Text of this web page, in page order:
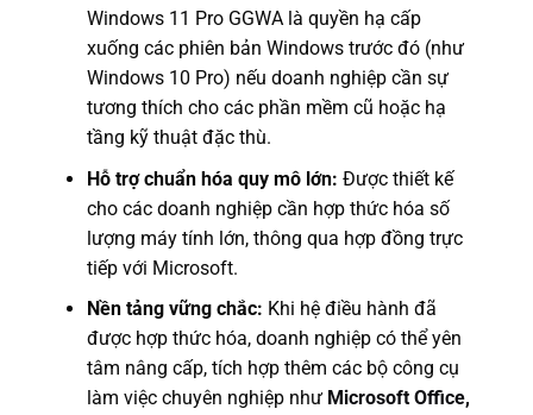
Windows 11 Pro GGWA là quyền hạ cấp
xuống các phiên bản Windows trước đó (như
Windows 10 Pro) nếu doanh nghiệp cần sự
tương thích cho các phần mềm cũ hoặc hạ
tầng kỹ thuật đặc thù.
Hỗ trợ chuẩn hóa quy mô lớn: Được thiết kế
cho các doanh nghiệp cần hợp thức hóa số
lượng máy tính lớn, thông qua hợp đồng trực
tiếp với Microsoft.
Nền tảng vững chắc: Khi hệ điều hành đã
được hợp thức hóa, doanh nghiệp có thể yên
tâm nâng cấp, tích hợp thêm các bộ công cụ
làm việc chuyên nghiệp như Microsoft Office,